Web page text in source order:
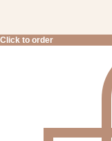
Click to order